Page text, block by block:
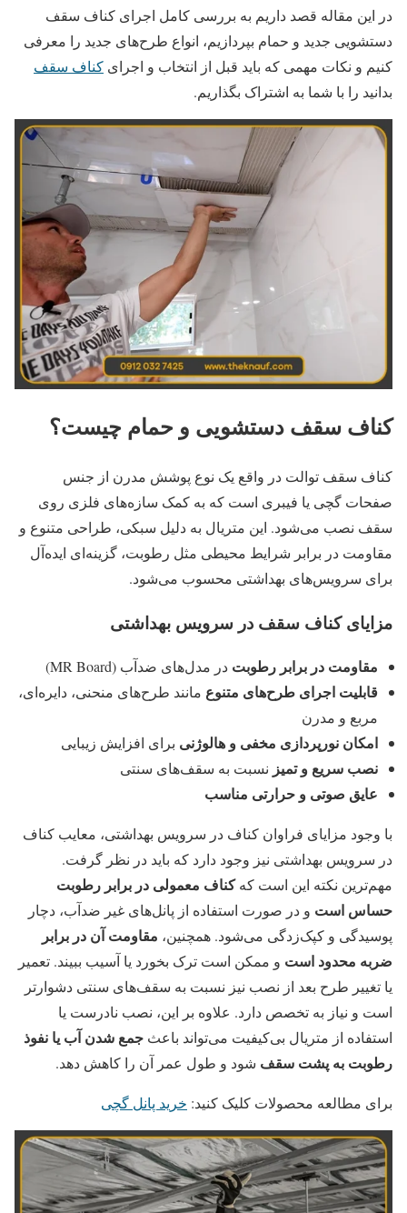
در این مقاله قصد داریم به بررسی کامل اجرای کناف سقف
دستشویی جدید و حمام بپردازیم، انواع طرح‌های جدید را معرفی
کنیم و نکات مهمی که باید قبل از انتخاب و اجرای کناف سقف
بدانید را با شما به اشتراک بگذاریم.
کناف سقف دستشویی و حمام چیست؟
کناف سقف توالت در واقع یک نوع پوشش مدرن از جنس
صفحات گچی یا فیبری است که به کمک سازه‌های فلزی روی
سقف نصب می‌شود. این متریال به دلیل سبکی، طراحی متنوع و
مقاومت در برابر شرایط محیطی مثل رطوبت، گزینه‌ای ایده‌آل
برای سرویس‌های بهداشتی محسوب می‌شود.
مزایای کناف سقف در سرویس بهداشتی
مقاومت در برابر رطوبت در مدل‌های ضدآب (MR Board)
قابلیت اجرای طرح‌های متنوع مانند طرح‌های منحنی، دایره‌ای،
مربع و مدرن
امکان نورپردازی مخفی و هالوژنی برای افزایش زیبایی
نصب سریع و تمیز نسبت به سقف‌های سنتی
عایق صوتی و حرارتی مناسب
با وجود مزایای فراوان کناف در سرویس بهداشتی، معایب کناف
در سرویس بهداشتی نیز وجود دارد که باید در نظر گرفت.
مهم‌ترین نکته این است کهکناف معمولی در برابر رطوبت
حساس است و در صورت استفاده از پانل‌های غیر ضدآب، دچار
پوسیدگی و کپک‌زدگی می‌شود. همچنین، مقاومت آن در برابر
ضربه محدود است و ممکن است ترک بخورد یا آسیب ببیند. تعمیر
یا تغییر طرح بعد از نصب نیز نسبت به سقف‌های سنتی دشوارتر
است و نیاز به تخصص دارد. علاوه بر این، نصب نادرست یا
استفاده از متریال بی‌کیفیت می‌تواند باعث جمع شدن آب یا نفوذ
رطوبت به پشت سقف شود و طول عمر آن را کاهش دهد.
برای مطالعه محصولات کلیک کنید: خرید پانل گچی